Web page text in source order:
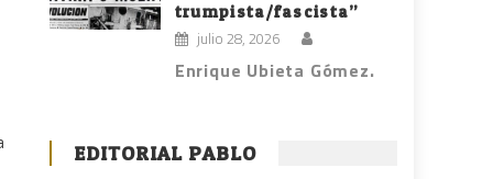
trumpista/fascista”
julio 28, 2026
Enrique Ubieta Gómez.
EDITORIAL PABLO